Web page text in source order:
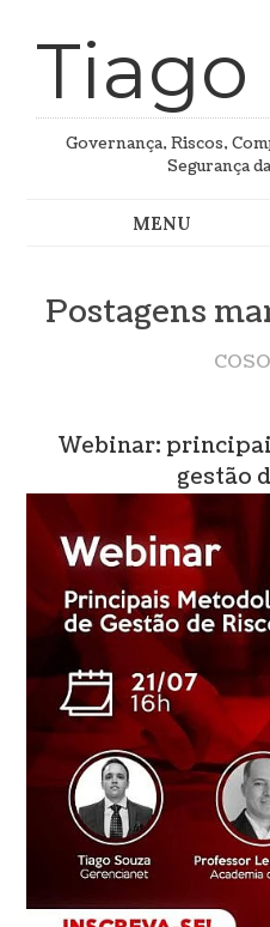
Tiago
Governança, Riscos,
Segurança
Postagens
Webinar:
gestão